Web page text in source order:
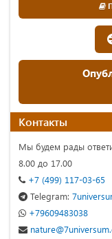
Контакты
Мы будем рады
8.00 до 17.00
+7 (499) 117-03-65
Telegram:
+79609483038